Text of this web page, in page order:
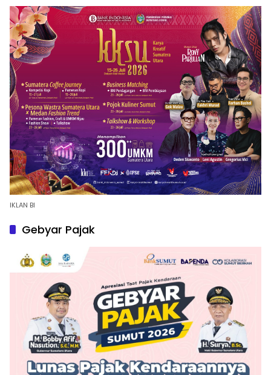
IKLAN BI
Gebyar Pajak